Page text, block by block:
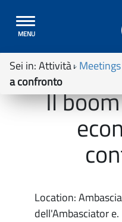
Toggle
navigation
MENU
Sei in:Attività Meetings
a confronto
Il
Location:
dell'Ambasciator e.